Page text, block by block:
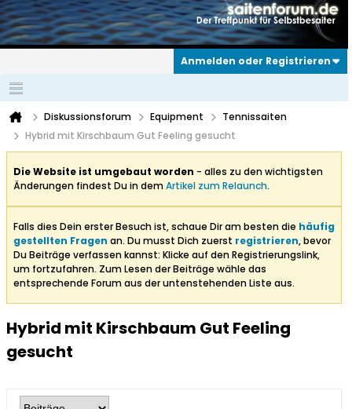
Anmelden oder Registrieren
Diskussionsforum Equipment
Tennissaiten
Hybrid mit Kirschbaum Gut Feeling gesucht
Die Website ist umgebaut worden - alles zu den wichtigsten
Änderungen findest Du in demArtikel zum Relaunch.
Falls dies Dein erster Besuch ist, schaue Dir am besten die häufig
gestellten Fragen an. Du musst Dich zuerst registrieren, bevor
Du Beiträge verfassen kannst: Klicke auf den Registrierungslink,
um fortzufahren. Zum Lesen der Beiträge wähle das
entsprechende Forum aus der untenstehenden Liste aus.
Hybrid mit Kirschbaum Gut Feeling
gesucht